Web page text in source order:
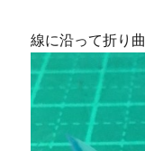
線に沿って折り曲